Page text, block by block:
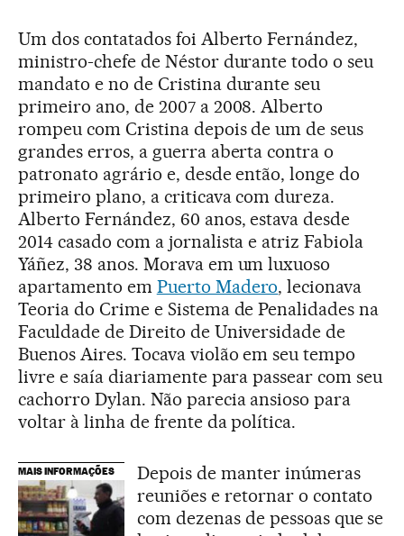
Um dos contatados foi Alberto Fernández,
ministro-chefe de Néstor durante todo o seu
mandato e no de Cristina durante seu
primeiro ano, de 2007 a 2008. Alberto
rompeu com Cristina depois de um de seus
grandes erros, a guerra aberta contra o
patronato agrário e, desde então, longe do
primeiro plano, a criticava com dureza.
Alberto Fernández, 60 anos, estava desde
2014 casado com a jornalista e atriz Fabiola
Yáñez, 38 anos. Morava em um luxuoso
apartamento em Puerto Madero, lecionava
Teoria do Crime e Sistema de Penalidades na
Faculdade de Direito de Universidade de
Buenos Aires. Tocava violão em seu tempo
livre e saía diariamente para passear com seu
cachorro Dylan. Não parecia ansioso para
voltar à linha de frente da política.
MAIS INFORMAÇÕES
Depois de manter inúmeras
reuniões e retornar o contato
com dezenas de pessoas que se